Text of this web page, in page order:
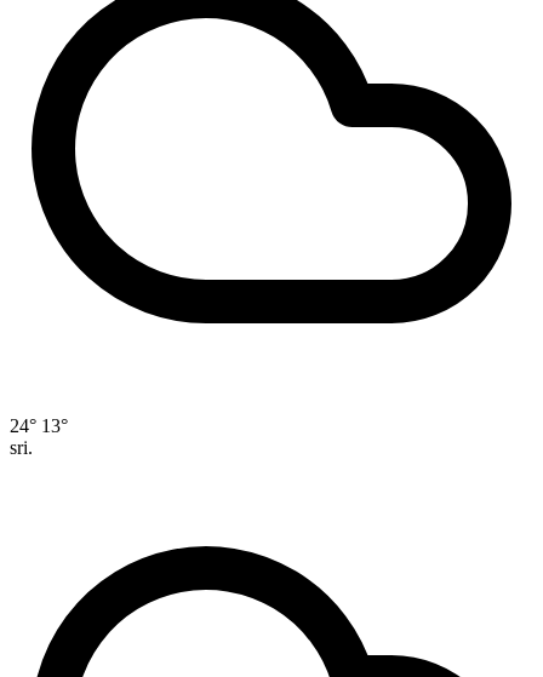
24° 13°
sri.